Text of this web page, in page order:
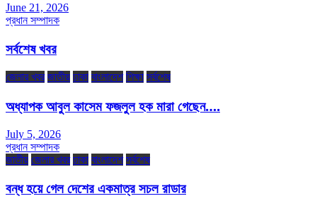
June 21, 2026
প্রধান সম্পাদক
সর্বশেষ খবর
জেলার খবর জাতীয় ঢাকা বাংলাদেশ শিক্ষা সর্বশেষ
অধ্যাপক আবুল কাসেম ফজলুল হক মারা গেছেন….
July 5, 2026
প্রধান সম্পাদক
জাতীয় জেলার খবর ঢাকা বাংলাদেশ সর্বশেষ
বন্ধ হয়ে গেল দেশের একমাত্র সচল রাডার